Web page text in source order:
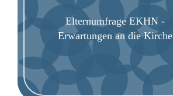
Elternumfrage EKHN -
Erwartungen an die Kirche